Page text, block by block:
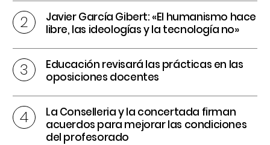
Javier García Gibert: «El humanismo hace
libre, las ideologías y la tecnología no»
Educación revisará las prácticas en las
oposiciones docentes
La Conselleria y la concertada firman
acuerdos para mejorar las condiciones
del profesorado